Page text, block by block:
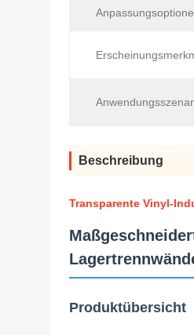
Beschreibung
Transparente Vinyl-
Produktübersicht